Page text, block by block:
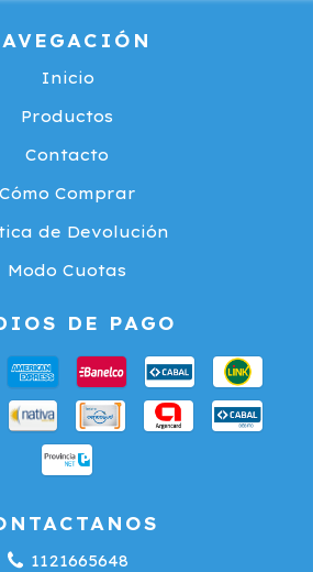
Inicio
Productos
Contacto
Cómo Comprar
de Devolución
Modo Cuotas
DE PAGO
1121665648